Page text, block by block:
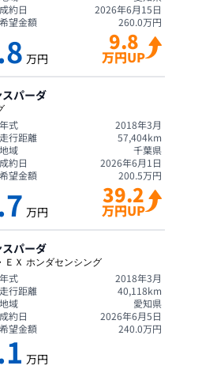
成約日
2026年6月15日
希望金額
260.0万円
万円
9.8
万円UP
パーダ
年式
2018年3月
走行距離
57,404km
地域
千葉県
成約日
2026年6月1日
希望金額
200.5万円
万円
39.2
万円UP
パーダ
ＥＸ ホンダセンシング
年式
2018年3月
走行距離
40,118km
地域
愛知県
成約日
2026年6月5日
希望金額
240.0万円
万円